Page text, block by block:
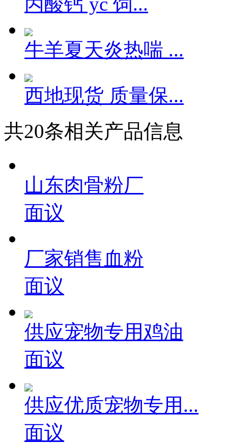
牛羊夏天炎热喘 ...
西地现货 质量保...
共20条相关产品信息
山东肉骨粉厂
面议
厂家销售血粉
面议
供应宠物专用鸡油
面议
供应优质宠物专用...
面议